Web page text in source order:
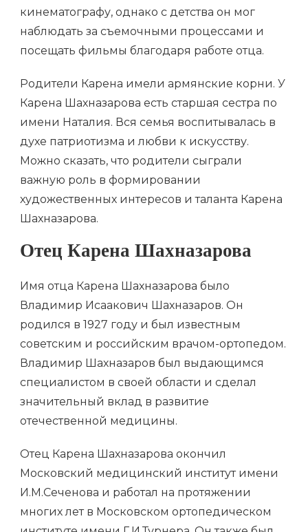
кинематографу, однако с детства он мог
наблюдать за съемочными процессами и
посещать фильмы благодаря работе отца.
Родители Карена имели армянские корни. У
Карена Шахназарова есть старшая сестра по
имени Наталия. Вся семья воспитывалась в
духе патриотизма и любви к искусству.
Можно сказать, что родители сыграли
важную роль в формировании
художественных интересов и таланта Карена
Шахназарова.
Отец Карена Шахназарова
Имя отца Карена Шахназарова было
Владимир Исаакович Шахназаров. Он
родился в 1927 году и был известным
советским и российским врачом-ортопедом.
Владимир Шахназаров был выдающимся
специалистом в своей области и сделал
значительный вклад в развитие
отечественной медицины.
Отец Карена Шахназарова окончил
Московский медицинский институт имени
И.М.Сеченова и работал на протяжении
многих лет в Московском ортопедическом